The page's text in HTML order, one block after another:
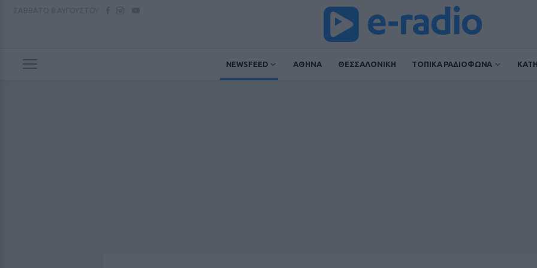
NEWSFEED ΑΘΗΝΑ ΘΕΣΣΑΛΟΝΙΚΗ ΤΟΠΙΚΑ ΡΑΔΙΟΦΩΝΑ